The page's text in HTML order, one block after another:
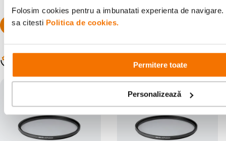
Folosim cookies pentru a imbunatati experienta de
sa citesti Politica de cookies.
Permitere toate
Personalizează
Populare în aceeași categorie